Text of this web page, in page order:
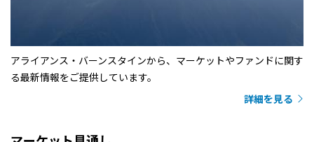
アライアンス・バーンスタインから、マーケットやファンドに関す
る最新情報をご提供しています。
詳細を見る